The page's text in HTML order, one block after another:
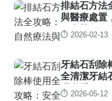
排結石方法
與醫療處置
石痛苦
⏱️ 2026-02-13
牙結石刮除
全清潔牙結
理必看
⏱️ 2026-05-12